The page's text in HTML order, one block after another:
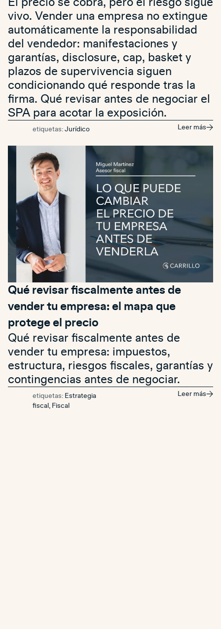
vivo. Vender una empresa no extingue
automáticamente la responsabilidad
del vendedor: manifestaciones y
garantías, disclosure, cap, basket y
plazos de supervivencia siguen
condicionando qué responde tras la
firma. Qué revisar antes de negociar el
SPA para acotar la exposición.
etiquetas: Jurídico Leer más
Qué revisar fiscalmente antes de
vender tu empresa: el mapa que
protege el precio
Qué revisar fiscalmente antes de
vender tu empresa: impuestos,
estructura, riesgos fiscales, garantías y
contingencias antes de negociar.
etiquetas: Estrategia
fiscal
Fiscal
Leer más